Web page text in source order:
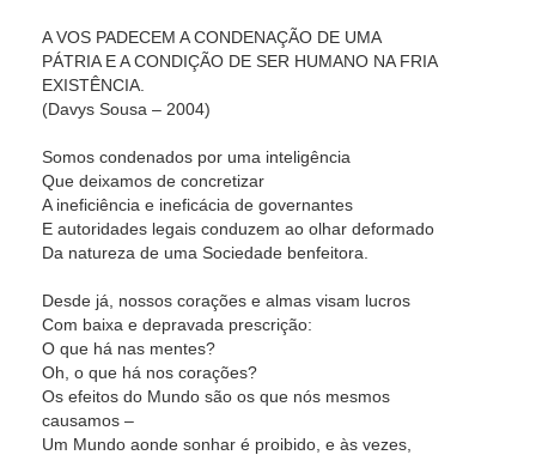
A VOS PADECEM A CONDENAÇÃO DE UMA
PÁTRIA E A CONDIÇÃO DE SER HUMANO NA FRIA
EXISTÊNCIA.
(Davys Sousa – 2004)
Somos condenados por uma inteligência
Que deixamos de concretizar
A ineficiência e ineficácia de governantes
E autoridades legais conduzem ao olhar deformado
Da natureza de uma Sociedade benfeitora.
Desde já, nossos corações e almas visam lucros
Com baixa e depravada prescrição:
O que há nas mentes?
Oh, o que há nos corações?
Os efeitos do Mundo são os que nós mesmos
causamos –
Um Mundo aonde sonhar é proibido, e às vezes,